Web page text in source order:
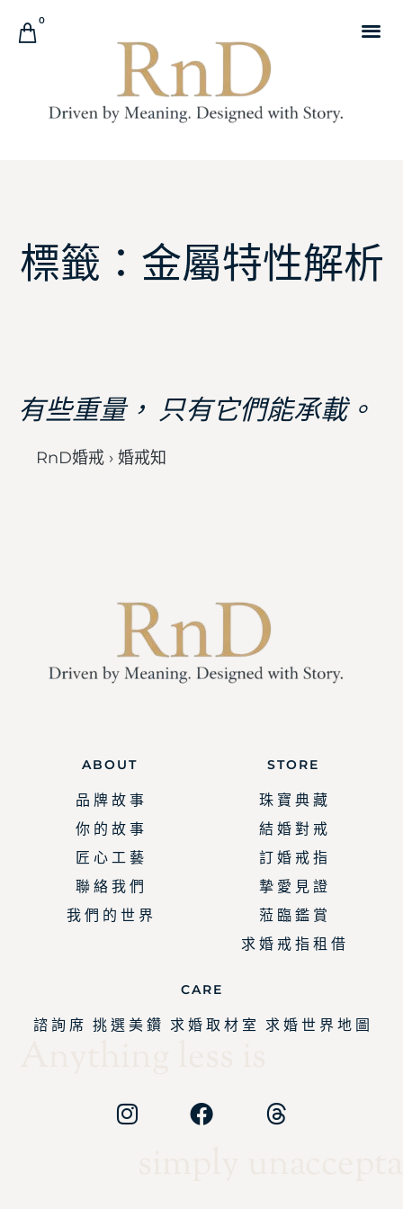
0
標籤：金屬特性解析
有些重量， 只有它們能承載。
RnD婚戒 › 婚戒知
ABOUT
品 牌 故 事
你 的 故 事
匠 心 工 藝
聯 絡 我 們
我 們 的 世 界
STORE
珠 寶 典 藏
結 婚 對 戒
訂 婚 戒 指
摯 愛 見 證
蒞 臨 鑑 賞
求 婚 戒 指 租 借
CARE
諮 詢 席 挑 選 美 鑽 求 婚 取 材 室 求 婚 世 界 地 圖